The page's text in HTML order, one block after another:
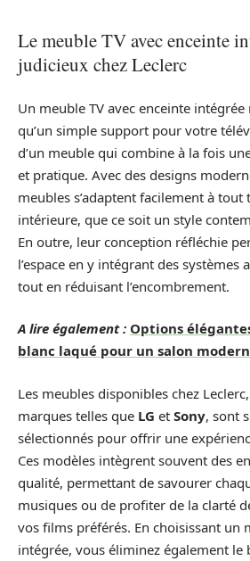
Le meuble TV avec enceinte
judicieux chez Leclerc
Un meuble TV avec enceinte
qu’un simple support pour votre
d’un meuble qui combine à la fois
et pratique. Avec des designs
meubles s’adaptent facilement à
intérieure, que ce soit un style
En outre, leur conception réfléchie
l’espace en y intégrant des
tout en réduisant l’encombrement.
A lire également : Options
blanc laqué pour un salon
Les meubles disponibles chez
marques telles que LG et Sony, sont
sélectionnés pour offrir une
Ces modèles intègrent souvent des
qualité, permettant de savourer
musiques ou de profiter de la clarté
vos films préférés. En choisissant un
intégrée, vous éliminez également le